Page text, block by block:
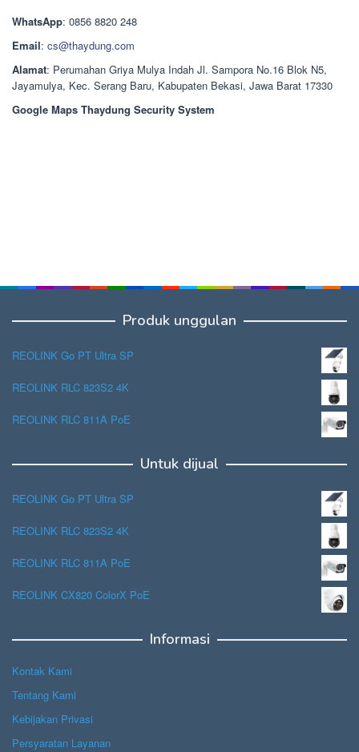
Rp1.378.000.
WhatsApp: 0856 8820 248
Email: cs@thaydung.com
Alamat: Perumahan Griya Mulya Indah Jl. Sampora No.16 Blok N5,
Jayamulya, Kec. Serang Baru, Kabupaten Bekasi, Jawa Barat 17330
Google Maps Thaydung Security System
Produk unggulan
REOLINK Go PT Ultra SP
REOLINK RLC 823S2 4K
REOLINK RLC 811A PoE
Untuk dijual
REOLINK Go PT Ultra SP
REOLINK RLC 823S2 4K
REOLINK RLC 811A PoE
REOLINK CX820 ColorX PoE
Informasi
Kontak Kami
Tentang Kami
Kebijakan Privasi
Persyaratan Layanan